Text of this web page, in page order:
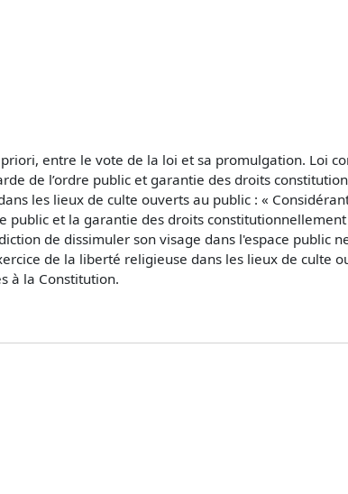
entre le vote de la loi et sa promulgation. Loi
de l’ordre public et garantie des droits
les lieux de culte ouverts au public : «
public et la garantie des droits
de dissimuler son visage dans l'espace public
de la liberté religieuse dans les lieux de culte
à la Constitution.